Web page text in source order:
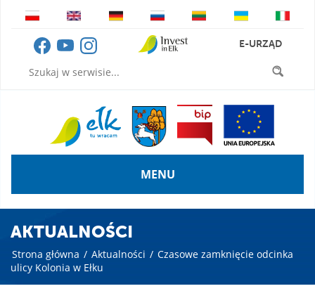
E-URZĄD
MENU
AKTUALNOŚCI
Strona główna / Aktualności / Czasowe zamknięcie odcinka
ulicy Kolonia w Ełku